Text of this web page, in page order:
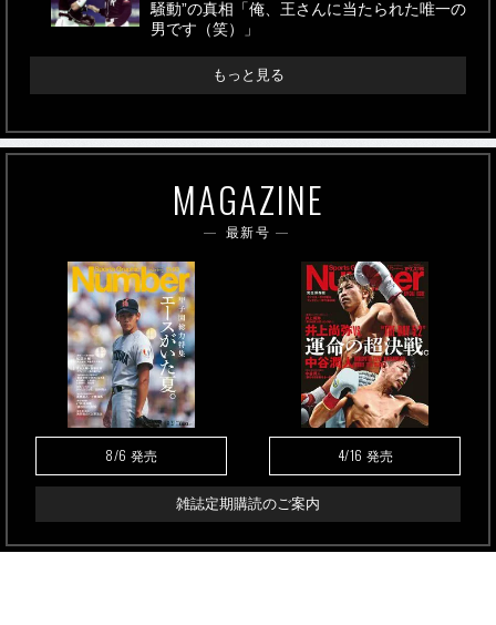
騒動”の真相「俺、王さんに当たられた唯一の
男です（笑）」
もっと見る
MAGAZINE
最新号
8/6 発売 4/16 発売
雑誌定期購読のご案内